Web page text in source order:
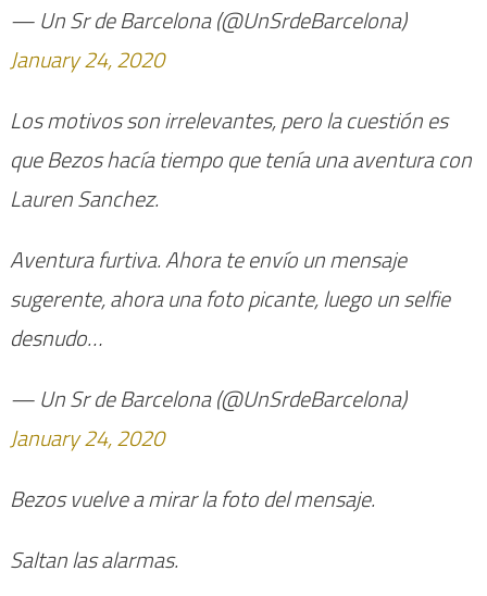
— Un Sr de Barcelona (@UnSrdeBarcelona)
January 24, 2020
Los motivos son irrelevantes, pero la cuestión es
que Bezos hacía tiempo que tenía una aventura con
Lauren Sanchez.
Aventura furtiva. Ahora te envío un mensaje
sugerente, ahora una foto picante, luego un selfie
desnudo…
— Un Sr de Barcelona (@UnSrdeBarcelona)
January 24, 2020
Bezos vuelve a mirar la foto del mensaje.
Saltan las alarmas.